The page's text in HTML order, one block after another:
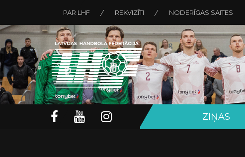
PAR LHF REKVIZĪTI NODERĪGAS SAITES
ZIŅAS